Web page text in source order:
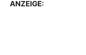
ANZEIGE: